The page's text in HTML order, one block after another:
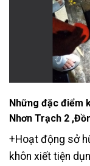
Những đặc điểm
Nhơn Trạch 2
+Hoạt động sở
khôn xiết tiện